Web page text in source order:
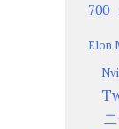
700
Elon